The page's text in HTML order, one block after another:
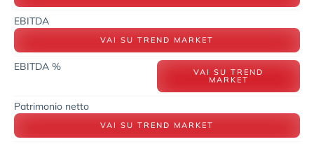
EBITDA
VAI SU TREND MARKET
EBITDA % VAI SU TREND
MARKET
Patrimonio netto
VAI SU TREND MARKET